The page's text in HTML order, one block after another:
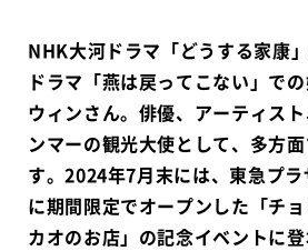
NHK大河ドラマ「どうする家康
ドラマ「燕は戻ってこない」で
ウィンさん。俳優、アーティス
ンマーの観光大使として、多方
す。2024年7月末には、東急プラ
に期間限定でオープンした「チ
カオのお店」の記念イベントに